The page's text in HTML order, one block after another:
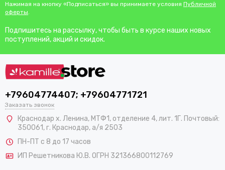
Нажимая на кнопку «Подписаться» вы принимаете условия Публичной
оферты.
Подпишитесь на рассылку, чтобы быть в курсе наших новых
поступлений, акций и скидок.
+79604774407; +79604771721
Заказать звонок
Краснодар х. Ленина, МТФ1, отделение 4, лит. 1Г. Почтовый:
350061, г. Краснодар, а/я 2503
ПН-ПТ с 8 до 17 часов
ИП Решетникова Ю.В. ОГРН 321366800112769